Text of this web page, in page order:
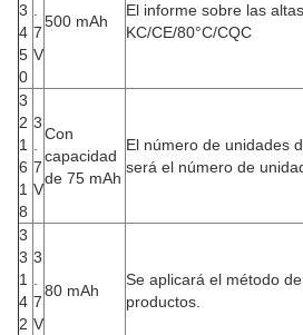
3
4
5
0
.
7
V
500 mAh
El informe sobre las
KC/CE/80°C/CQC
3
2
1
6
1
8
3
.
7
V
Con
capacidad
de 75 mAh
El número de unidades
será el número de
3
3
1
4
2
3
.
7
V
80 mAh
Se aplicará el método
productos.